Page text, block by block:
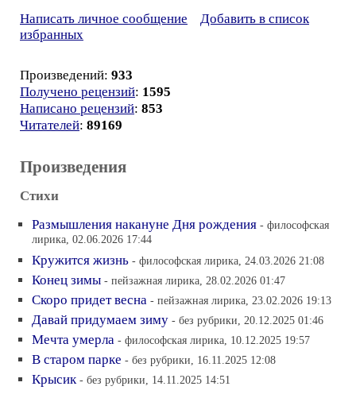
Написать личное сообщение
Добавить в список
избранных
Произведений: 933
Получено рецензий: 1595
Написано рецензий: 853
Читателей: 89169
Произведения
Стихи
Размышления накануне Дня рождения - философская
лирика, 02.06.2026 17:44
Кружится жизнь - философская лирика, 24.03.2026 21:08
Конец зимы - пейзажная лирика, 28.02.2026 01:47
Скоро придет весна - пейзажная лирика, 23.02.2026 19:13
Давай придумаем зиму - без рубрики, 20.12.2025 01:46
Мечта умерла - философская лирика, 10.12.2025 19:57
В старом парке - без рубрики, 16.11.2025 12:08
Крысик - без рубрики, 14.11.2025 14:51